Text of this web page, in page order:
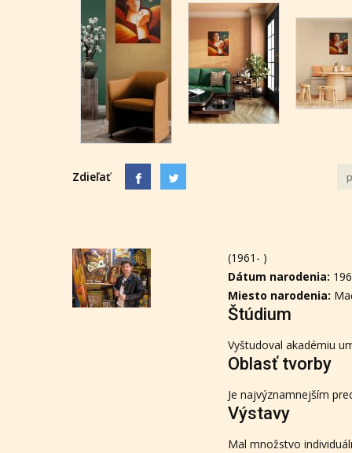
Zdieľať
(1961- )
Dátum narodenia:
Miesto narodenia:
Štúdium
Vyštudoval akadémiu
Oblasť tvorby
Je najvýznamnejším
Výstavy
Mal množstvo